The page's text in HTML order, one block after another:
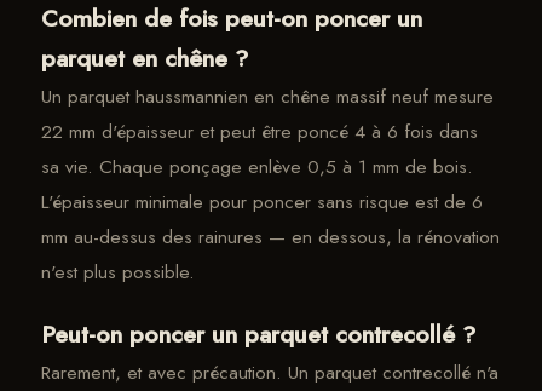
Combien de fois peut-on poncer un
parquet en chêne ?
Un parquet haussmannien en chêne massif neuf mesure
22 mm d'épaisseur et peut être poncé 4 à 6 fois dans
sa vie. Chaque ponçage enlève 0,5 à 1 mm de bois.
L'épaisseur minimale pour poncer sans risque est de 6
mm au-dessus des rainures — en dessous, la rénovation
n'est plus possible.
Peut-on poncer un parquet contrecollé ?
Rarement, et avec précaution. Un parquet contrecollé n'a